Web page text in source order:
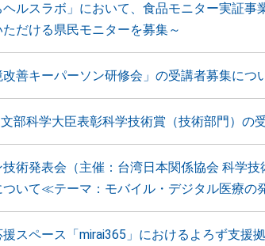
ヘルスラボ」において、食品モニター実証事
だける県民モニターを募集～
改善キーパーソン研修会」の受講者募集につ
部科学大臣表彰科学技術賞（技術部門）の
術発表会（主催：台湾日本関係協会 科学
ついて≪テーマ：モバイル・デジタル医療の
スペース「mirai365」におけるよろず支援